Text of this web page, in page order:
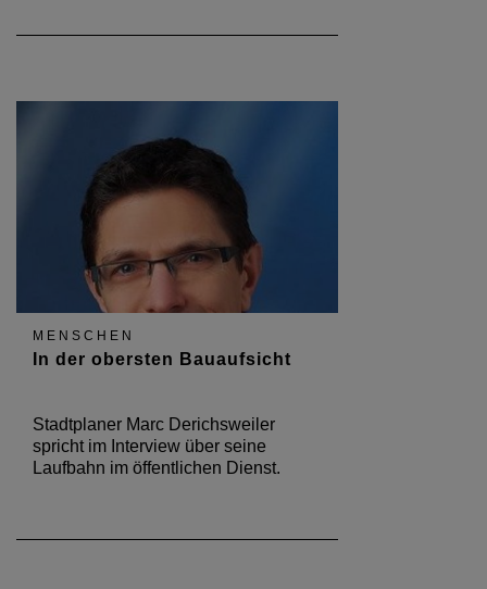
MENSCHEN
In der obersten Bauaufsicht
Stadtplaner Marc Derichsweiler
spricht im Interview über seine
Laufbahn im öffentlichen Dienst.